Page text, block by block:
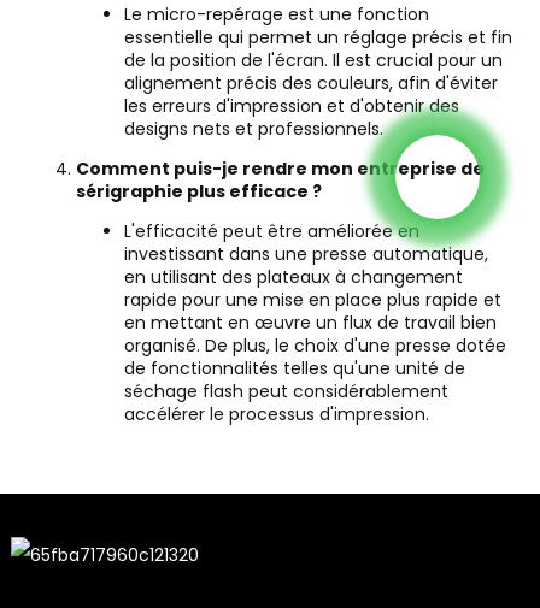
Le micro-repérage est une fonction
essentielle qui permet un réglage précis et fin
de la position de l'écran. Il est crucial pour un
alignement précis des couleurs, afin d'éviter
les erreurs d'impression et d'obtenir des
designs nets et professionnels.
Comment puis-je rendre mon entreprise de
sérigraphie plus efficace ?
L'efficacité peut être améliorée en
investissant dans une presse automatique,
en utilisant des plateaux à changement
rapide pour une mise en place plus rapide et
en mettant en œuvre un flux de travail bien
organisé. De plus, le choix d'une presse dotée
de fonctionnalités telles qu'une unité de
séchage flash peut considérablement
accélérer le processus d'impression.